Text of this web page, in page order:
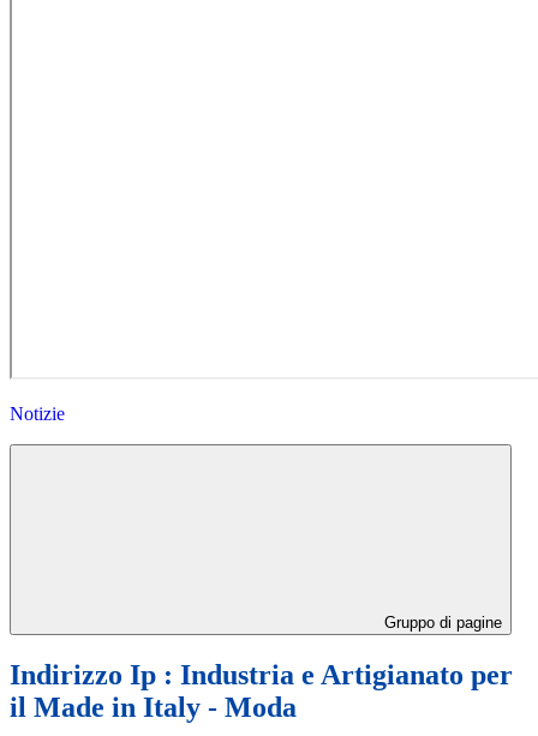
Notizie
Gruppo di pagine
Indirizzo Ip : Industria e Artigianato per
il Made in Italy - Moda